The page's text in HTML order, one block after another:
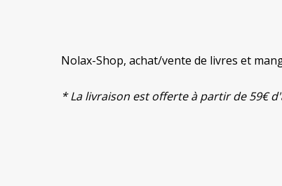
Nolax-Shop, achat/vente de livres et
* La livraison est offerte à partir de 59€